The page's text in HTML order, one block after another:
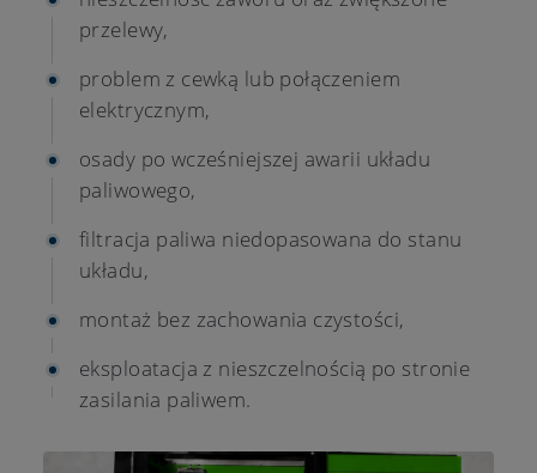
przelewy,
problem z cewką lub połączeniem
elektrycznym,
osady po wcześniejszej awarii układu
paliwowego,
filtracja paliwa niedopasowana do stanu
układu,
montaż bez zachowania czystości,
eksploatacja z nieszczelnością po stronie
zasilania paliwem.